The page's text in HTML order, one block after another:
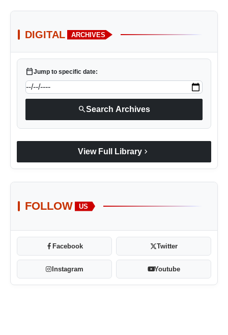
DIGITAL ARCHIVES
calendar_todayJump to specific date:
searchSearch Archives
View Full Library chevron_right
FOLLOW US
Facebook Twitter
Instagram Youtube